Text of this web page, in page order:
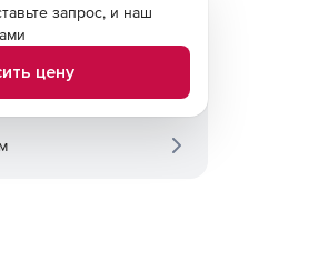
запрос, и наш
цену